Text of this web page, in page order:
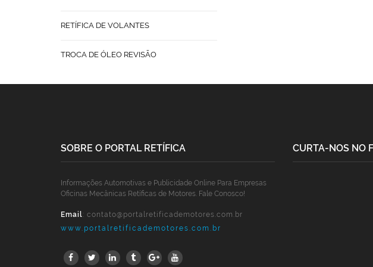
RETÍFICA DE VOLANTES
TROCA DE ÓLEO REVISÃO
SOBRE O PORTAL RETÍFICA
Informações Automotivas e Publicidade Online Para Empresas
Oficinas Mecânicas Retíficas de Motores. Fale Conosco!
Email: contato@portalretificademotores.com.br
www.portalretificademotores.com.br
CURTA-NOS NO